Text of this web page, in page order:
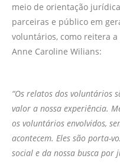
meio de orientação
parceiras e público em
voluntários, como reitera a
Anne Caroline Wilians:
“Os relatos dos voluntários
valor a nossa experiência.
os voluntários envolvidos,
acontecem. Eles são porta-
social e da nossa busca por